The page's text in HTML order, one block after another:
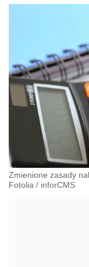
Zmienione zasady
Fotolia / inforCMS